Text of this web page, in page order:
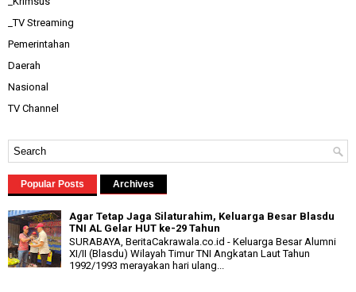
_TV Streaming
Pemerintahan
Daerah
Nasional
TV Channel
Popular Posts Archives
Agar Tetap Jaga Silaturahim, Keluarga Besar Blasdu
TNI AL Gelar HUT ke-29 Tahun
SURABAYA, BeritaCakrawala.co.id - Keluarga Besar Alumni
XI/II (Blasdu) Wilayah Timur TNI Angkatan Laut Tahun
1992/1993 merayakan hari ulang...